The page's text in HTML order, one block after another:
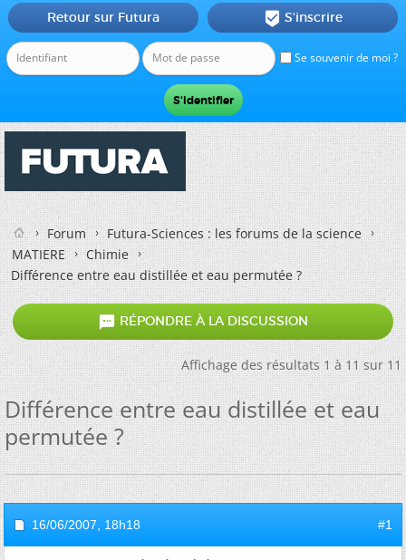
Se souvenir de moi ?
Retour sur Futura  S'inscrire
Forum
Futura-Sciences : les forums de la science
MATIERE
Chimie
Différence entre eau distillée et eau permutée ?
 RÉPONDRE À LA DISCUSSION
Affichage des résultats 1 à 11 sur 11
Différence entre eau distillée et eau
permutée ?
16/06/2007, 18h18 #1